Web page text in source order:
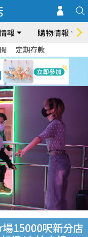
報 購物情報
定期存款
15000呎新分店